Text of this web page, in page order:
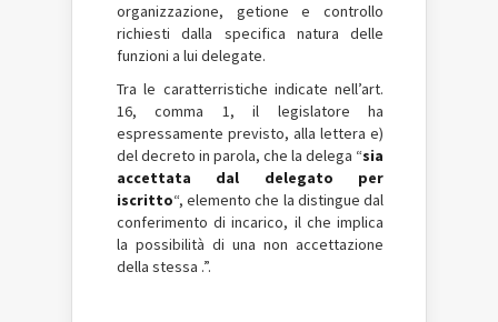
organizzazione, getione e controllo
richiesti dalla specifica natura delle
funzioni a lui delegate.
Tra le caratterristiche indicate nell’art.
16, comma 1, il legislatore ha
espressamente previsto, alla lettera e)
del decreto in parola, che la delega “sia
accettata dal delegato per
iscritto“, elemento che la distingue dal
conferimento di incarico, il che implica
la possibilità di una non accettazione
della stessa .”.